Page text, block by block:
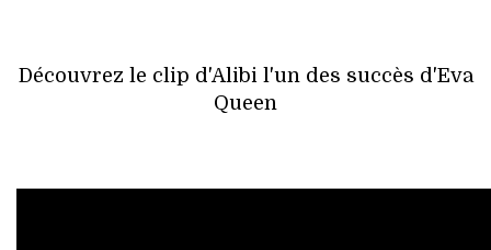
Découvrez le clip d'Alibi l'un des succès d'Eva
Queen